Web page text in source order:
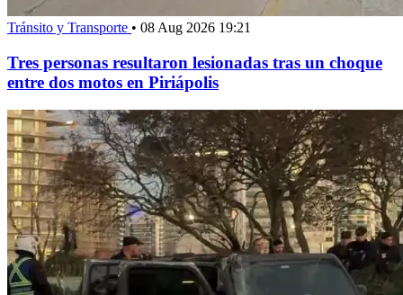
Tránsito y Transporte • 08 Aug 2026 19:21
Tres personas resultaron lesionadas tras un choque
entre dos motos en Piriápolis